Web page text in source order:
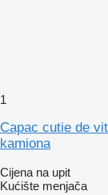
1
Capac cutie de
kamiona
Cijena na upit
Kućište menjača